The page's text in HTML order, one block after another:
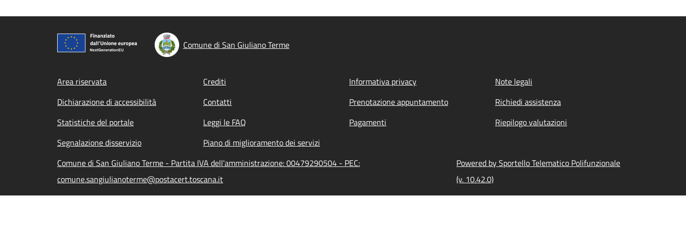
Comune di San Giuliano Terme
Footer menu
Area riservata Crediti Informativa privacy
Note legali
Dichiarazione di accessibilità
Contatti Prenotazione appuntamento
Richiedi assistenza
Statistiche del portale
Leggi le FAQ Pagamenti
Riepilogo valutazioni
Segnalazione disservizio
Piano di miglioramento dei servizi
Comune di San Giuliano Terme - Partita IVA dell'amministrazione: 00479290504 - PEC:
comune.sangiulianoterme@postacert.toscana.it
Powered by Sportello Telematico Polifunzionale
(v. 10.42.0)